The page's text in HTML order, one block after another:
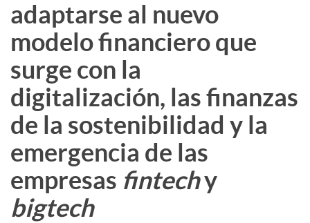
adaptarse al nuevo
modelo financiero que
surge con la
digitalización, las finanzas
de la sostenibilidad y la
emergencia de las
empresas fintechy
bigtech